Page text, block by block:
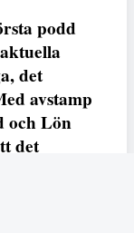
podd
det
avstamp
och Lön
det